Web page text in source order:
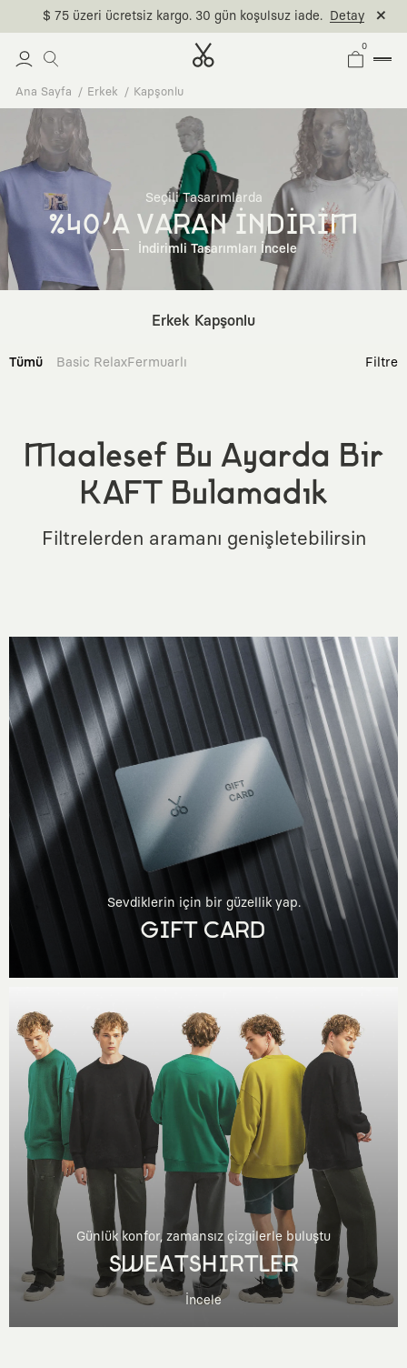
$ 75 üzeri ücretsiz kargo. 30 gün koşulsuz iade. Detay
0
Ana Sayfa Erkek Kapşonlu
Seçili Tasarımlarda
%40'A VARAN İNDİRİM
İndirimli Tasarımları İncele
Erkek Kapşonlu
Tümü Basic RelaxFermuarlı Filtre
Maalesef Bu Ayarda Bir
KAFT Bulamadık
Filtrelerden aramanı genişletebilirsin
Sevdiklerin için bir güzellik yap.
GIFT CARD
Günlük konfor, zamansız çizgilerle buluştu
SWEATSHIRTLER
İncele